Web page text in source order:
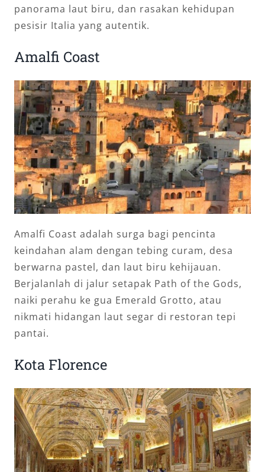
panorama laut biru, dan rasakan kehidupan
pesisir Italia yang autentik.
Amalfi Coast
Amalfi Coast adalah surga bagi pencinta
keindahan alam dengan tebing curam, desa
berwarna pastel, dan laut biru kehijauan.
Berjalanlah di jalur setapak Path of the Gods,
naiki perahu ke gua Emerald Grotto, atau
nikmati hidangan laut segar di restoran tepi
pantai.
Kota Florence